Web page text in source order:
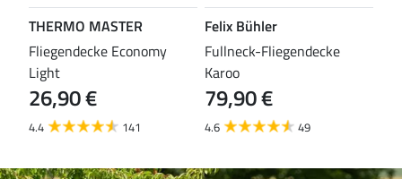
THERMO MASTER
Fliegendecke Economy
Light
26,90 €
4.4 141
Felix Bühler
Fullneck-Fliegendecke
Karoo
79,90 €
4.6 49